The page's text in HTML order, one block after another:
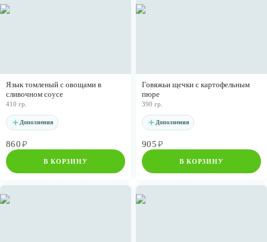
Язык томленый с овощами в
сливочном соусе
410 гр.
Дополнения
860 ₽
В КОРЗИНУ
Говяжьи щечки с картофельным
пюре
390 гр.
Дополнения
905 ₽
В КОРЗИНУ